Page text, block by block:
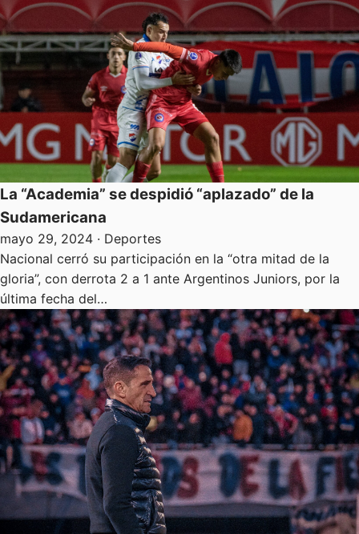
La “Academia” se despidió “aplazado” de la
Sudamericana
mayo 29, 2024 · Deportes
Nacional cerró su participación en la “otra mitad de la
gloria”, con derrota 2 a 1 ante Argentinos Juniors, por la
última fecha del…